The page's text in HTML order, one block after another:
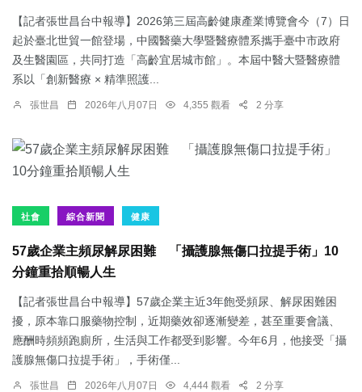
【記者張世昌台中報導】2026第三屆高齡健康產業博覽會今（7）日
起於臺北世貿一館登場，中國醫藥大學暨醫療體系攜手臺中市政府
及生醫園區，共同打造「高齡宜居城市館」。本屆中醫大暨醫療體
系以「創新醫療 × 精準照護...
張世昌 2026年八月07日 4,355 觀看 2 分享
社會 綜合新聞 健康
57歲企業主頻尿解尿困難 「攝護腺無傷口拉提手術」10
分鐘重拾順暢人生
【記者張世昌台中報導】57歲企業主近3年飽受頻尿、解尿困難困
擾，原本靠口服藥物控制，近期藥效卻逐漸變差，甚至重要會議、
應酬時頻頻跑廁所，生活與工作都受到影響。今年6月，他接受「攝
護腺無傷口拉提手術」，手術僅...
張世昌 2026年八月07日 4,444 觀看 2 分享